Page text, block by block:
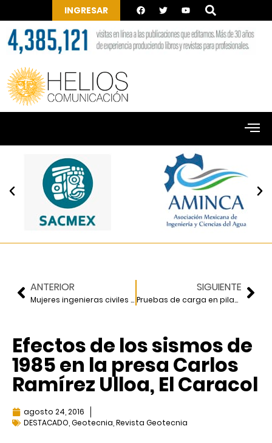
INGRESAR
ANTERIOR
Mujeres ingenieras civiles en México
SIGUIENTE
Pruebas de carga en pilas de cimentación de la Torre Mayor
Efectos de los sismos de
1985 en la presa Carlos
Ramírez Ulloa, El Caracol
agosto 24, 2016
DESTACADO Geotecnia Revista Geotecnia